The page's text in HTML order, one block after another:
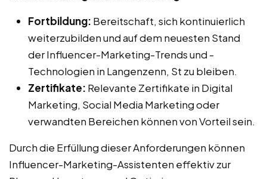
Fortbildung: Bereitschaft, sich kontinuierlich
weiterzubilden und auf dem neuesten Stand
der Influencer-Marketing-Trends und -
Technologien in Langenzenn, St zu bleiben.
Zertifikate: Relevante Zertifikate in Digital
Marketing, Social Media Marketing oder
verwandten Bereichen können von Vorteil sein.
Durch die Erfüllung dieser Anforderungen können
Influencer-Marketing-Assistenten effektiv zur